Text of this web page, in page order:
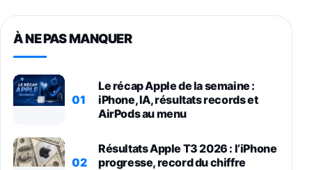
À NE PAS MANQUER
01
Le récap Apple de la semaine :
iPhone, IA, résultats records et
AirPods au menu
02
Résultats Apple T3 2026 : l’iPhone
progresse, record du chiffre